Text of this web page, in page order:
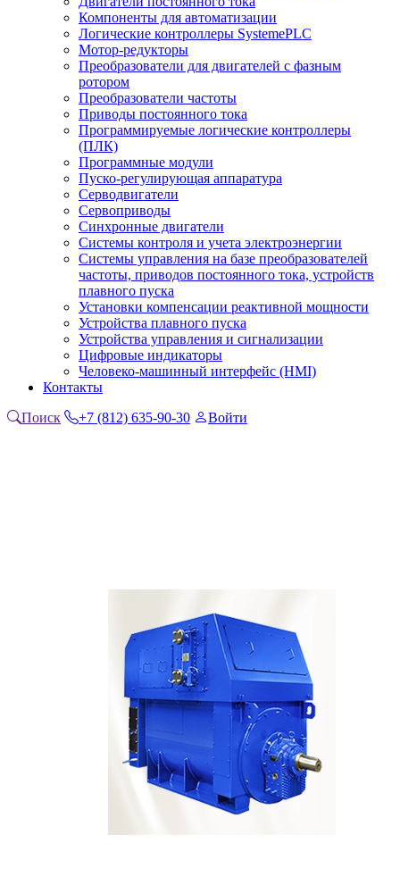
Компоненты для автоматизации
Логические контроллеры SystemePLC
Мотор-редукторы
Преобразователи для двигателей с фазным
ротором
Преобразователи частоты
Приводы постоянного тока
Программируемые логические контроллеры
(ПЛК)
Программные модули
Пуско-регулирующая аппаратура
Серводвигатели
Сервоприводы
Синхронные двигатели
Системы контроля и учета электроэнергии
Системы управления на базе преобразователей
частоты, приводов постоянного тока, устройств
плавного пуска
Установки компенсации реактивной мощности
Устройства плавного пуска
Устройства управления и сигнализации
Цифровые индикаторы
Человеко-машинный интерфейс (HMI)
Контакты
Поиск
+7 (812) 635-90-30 Войти